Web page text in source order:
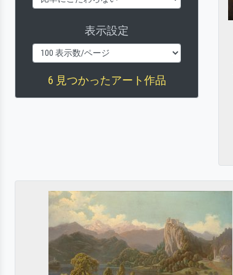
表示設定
6 見つかったアート作品